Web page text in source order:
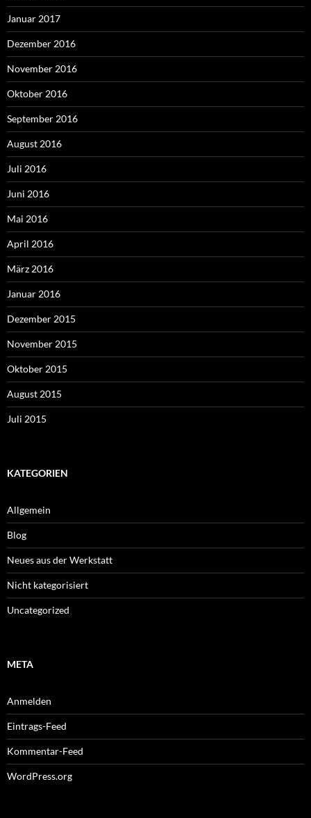
Januar 2017
Dezember 2016
November 2016
Oktober 2016
September 2016
August 2016
Juli 2016
Juni 2016
Mai 2016
April 2016
März 2016
Januar 2016
Dezember 2015
November 2015
Oktober 2015
August 2015
Juli 2015
KATEGORIEN
Allgemein
Blog
Neues aus der Werkstatt
Nicht kategorisiert
Uncategorized
META
Anmelden
Eintrags-Feed
Kommentar-Feed
WordPress.org